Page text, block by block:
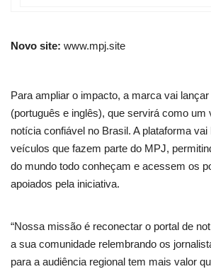
Novo site: www.mpj.site
Para ampliar o impacto, a marca vai
(português e inglês), que servirá como um
notícia confiável no Brasil. A plataforma vai
veículos que fazem parte do MPJ,
do mundo todo conheçam e acessem os
apoiados pela iniciativa.
“Nossa missão é reconectar o portal de
a sua comunidade relembrando os
para a audiência regional tem mais valor